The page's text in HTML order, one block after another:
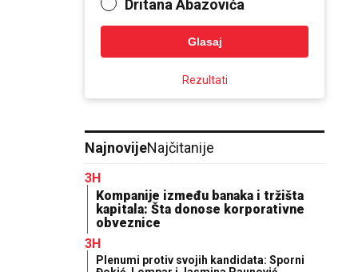
Dritana Abazovića
Glasaj
Rezultati
NajnovijeNajčitanije
3H
Kompanije između banaka i tržišta
kapitala: Šta donose korporativne
obveznice
3H
Plenumi protiv svojih kandidata: Sporni